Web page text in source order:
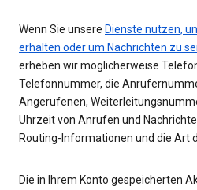
Wenn Sie unsere Dienste nutzen,
erhalten oder um Nachrichten zu
erheben wir möglicherweise
Telefonnummer, die
Angerufenen,
Uhrzeit von Anrufen und
Routing-Informationen und die Art
Die in Ihrem Konto gespeicherten